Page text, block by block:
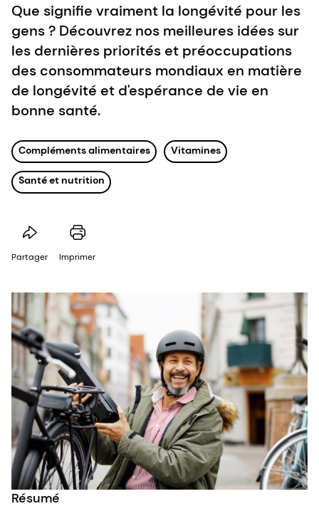
Que signifie vraiment la longévité pour les
gens ? Découvrez nos meilleures idées sur
les dernières priorités et préoccupations
des consommateurs mondiaux en matière
de longévité et d'espérance de vie en
bonne santé.
Compléments alimentaires Vitamines
Santé et nutrition
Partager Imprimer
Résumé